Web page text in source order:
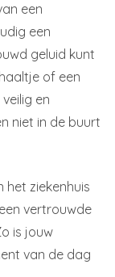
een
een
geluid kunt
of een
en
niet in de buurt
het ziekenhuis
vertrouwde
is jouw
van de dag